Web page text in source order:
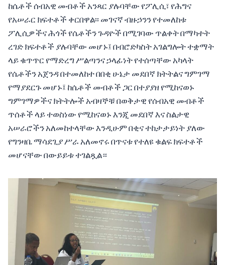
ከሴቶች ሰብአዊ መብቶች አንጻር ያሉባቸው የፖሊሲ፣ የሕግና
የአሠራር ክፍተቶች ቀርበዋል፡፡ መገናኛ ብዙኃንን የተመለከቱ
ፖሊሲዎችና ሕጎች የሴቶችን ጉዳዮች በሚገባው ጥልቀት በማካተት
ረገድ ክፍተቶች ያሉባቸው መሆኑ፤ በብሮድካስት አገልግሎት ተቋማት
ላይ ቁጥጥር የማድረግ ሥልጣንና ኃላፊነት የተሰጣቸው አካላት
የሴቶችን አጀንዳ በተመለከተ በበቂ ሁኔታ መደበኛ ክትትልና ግምገማ
የማያደርጉ መሆኑ፤ ከሴቶች መብቶች ጋር በተያያዘ የሚከናወኑ
ግምገማዎችና ክትትሎች አብዛኞቹ በወቅታዊ የሰብአዊ መብቶች
ጥሰቶች ላይ ተወስነው የሚከናወኑ እንጂ መደበኛ እና ስልታዊ
አሠራሮችን አለመከተላቸው እንዲሁም በቂና ተከታታይነት ያለው
የግንዛቤ ማሳደጊያ ሥራ አለመኖሩ በጥናቱ የተለዩ ቁልፍ ክፍተቶች
መሆናቸው በውይይቱ ተገልጿል።